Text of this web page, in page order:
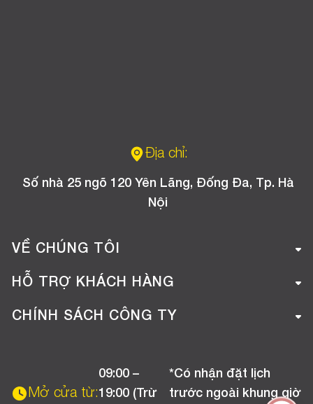
Địa chỉ:
Số nhà 25 ngõ 120 Yên Lãng, Đống Đa, Tp. Hà
Nội
VỀ CHÚNG TÔI
Giới thiệu công ty
Tuyển dụng
HỖ TRỢ KHÁCH HÀNG
Hướng dẫn mua hàng online
Chương trình khuyến mãi
CHÍNH SÁCH CÔNG TY
Chính sách bảo hành
Mở cửa từ:
09:00 –
19:00 (Trừ
*Có nhận đặt lịch
trước ngoài khung giờ